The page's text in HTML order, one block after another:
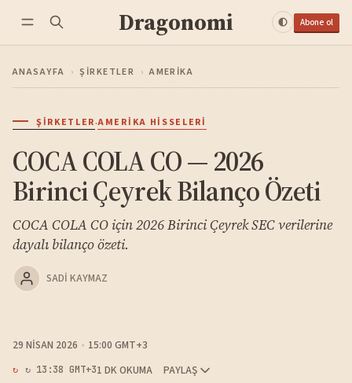
Dragonomi Abone ol
ANASAYFA › ŞIRKETLER › AMERIKA
ŞIRKETLER·AMERIKA HISSELERI
COCA COLA CO — 2026
Birinci Çeyrek Bilanço Özeti
COCA COLA CO için 2026 Birinci Çeyrek SEC verilerine
dayalı bilanço özeti.
SADI KAYMAZ
29 NISAN 2026 15:00 GMT+3
↻ 13:38 GMT+31 DK OKUMA PAYLAŞ